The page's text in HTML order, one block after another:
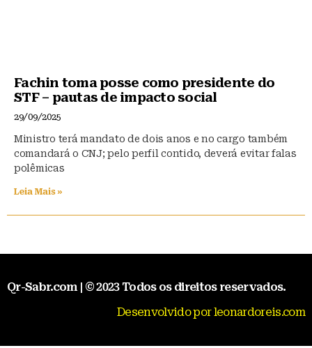
Fachin toma posse como presidente do
STF – pautas de impacto social
29/09/2025
Ministro terá mandato de dois anos e no cargo também
comandará o CNJ; pelo perfil contido, deverá evitar falas
polêmicas
Leia Mais »
Qr-Sabr.com | © 2023 Todos os direitos reservados.
Desenvolvido por leonardoreis.com